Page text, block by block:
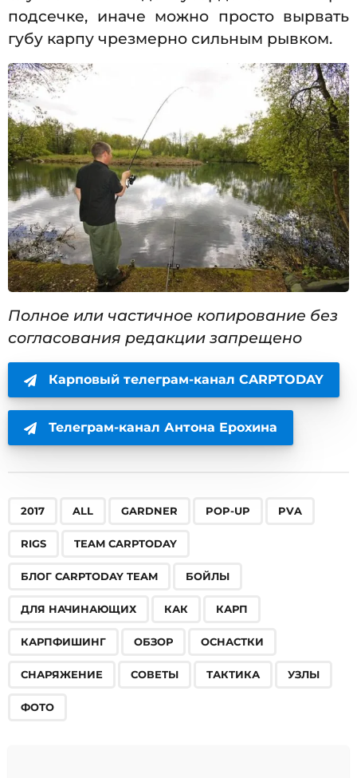
подсечке, иначе можно просто вырвать
губу карпу чрезмерно сильным рывком.
Полное или частичное копирование без
согласования редакции запрещено
Карповый телеграм-канал CARPTODAY
Телеграм-канал Антона Ерохина
2017 ALL GARDNER POP-UP PVA
RIGS TEAM CARPTODAY
БЛОГ CARPTODAY TEAM БОЙЛЫ
ДЛЯ НАЧИНАЮЩИХ КАК КАРП
КАРПФИШИНГ ОБЗОР ОСНАСТКИ
СНАРЯЖЕНИЕ СОВЕТЫ ТАКТИКА УЗЛЫ
ФОТО